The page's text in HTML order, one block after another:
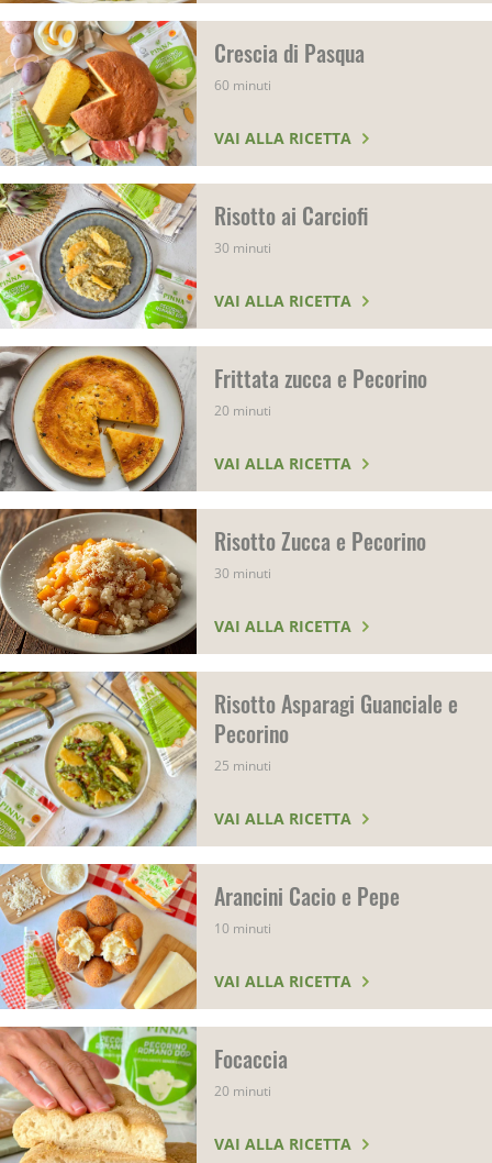
Crescia di Pasqua
60 minuti
VAI ALLA RICETTA
Risotto ai Carciofi
30 minuti
VAI ALLA RICETTA
Frittata zucca e Pecorino
20 minuti
VAI ALLA RICETTA
Risotto Zucca e Pecorino
30 minuti
VAI ALLA RICETTA
Risotto Asparagi Guanciale e
Pecorino
25 minuti
VAI ALLA RICETTA
Arancini Cacio e Pepe
10 minuti
VAI ALLA RICETTA
Focaccia
20 minuti
VAI ALLA RICETTA